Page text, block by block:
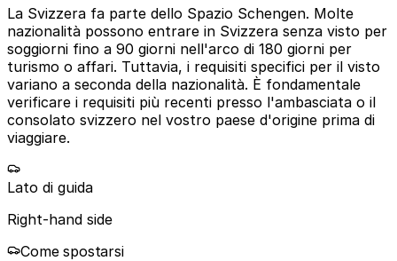
La Svizzera fa parte dello Spazio Schengen. Molte
nazionalità possono entrare in Svizzera senza visto per
soggiorni fino a 90 giorni nell'arco di 180 giorni per
turismo o affari. Tuttavia, i requisiti specifici per il visto
variano a seconda della nazionalità. È fondamentale
verificare i requisiti più recenti presso l'ambasciata o il
consolato svizzero nel vostro paese d'origine prima di
viaggiare.
Lato di guida
Right-hand side
Come spostarsi